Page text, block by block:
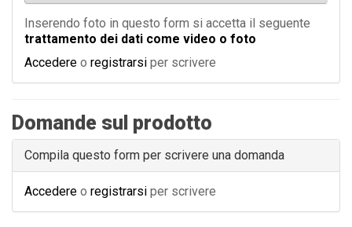
Inserendo foto in questo form si accetta il seguente
trattamento dei dati come video o foto
Accedere o registrarsi per scrivere
Domande sul prodotto
Compila questo form per scrivere una domanda
Accedere o registrarsi per scrivere